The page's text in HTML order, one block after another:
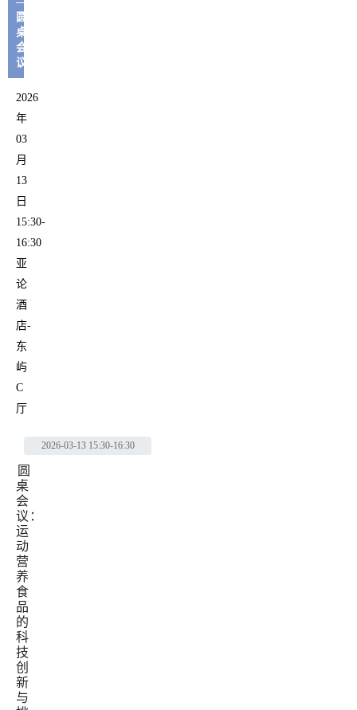
圆
桌
会
议
2026
年
03
月
13
日
15:30-
16:30
亚
论
酒
店-
东
屿
C
厅
2026-03-13 15:30-16:30
圆
桌
会
议：
运
动
营
养
食
品
的
科
技
创
新
与